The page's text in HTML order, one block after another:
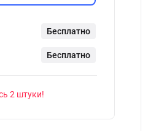
Бесплатно
Бесплатно
2 штуки